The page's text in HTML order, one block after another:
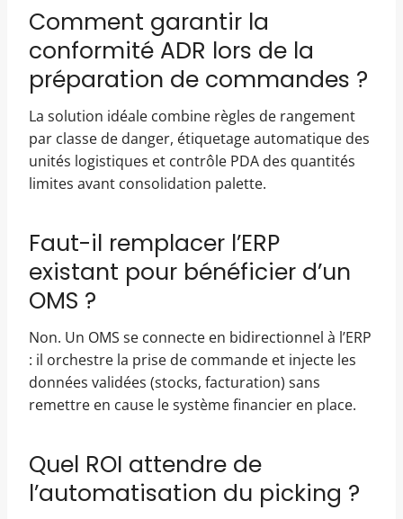
Comment garantir la
conformité ADR lors de la
préparation de commandes ?
La solution idéale combine règles de rangement
par classe de danger, étiquetage automatique des
unités logistiques et contrôle PDA des quantités
limites avant consolidation palette.
Faut-il remplacer l’ERP
existant pour bénéficier d’un
OMS ?
Non. Un OMS se connecte en bidirectionnel à l’ERP
: il orchestre la prise de commande et injecte les
données validées (stocks, facturation) sans
remettre en cause le système financier en place.
Quel ROI attendre de
l’automatisation du picking ?